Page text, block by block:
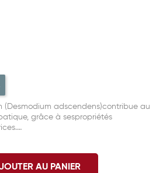
(Desmodium adscendens)contribue au
grâce à sespropriétés
AU PANIER